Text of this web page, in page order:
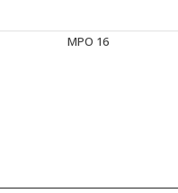
MPO 16